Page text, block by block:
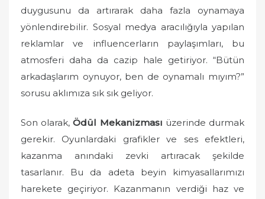
duygusunu da artırarak daha fazla oynamaya
yönlendirebilir. Sosyal medya aracılığıyla yapılan
reklamlar ve influencerların paylaşımları, bu
atmosferi daha da cazip hale getiriyor. “Bütün
arkadaşlarım oynuyor, ben de oynamalı mıyım?”
sorusu aklımıza sık sık geliyor.
Son olarak,Ödül Mekanizması üzerinde durmak
gerekir. Oyunlardaki grafikler ve ses efektleri,
kazanma anındaki zevki artıracak şekilde
tasarlanır. Bu da adeta beyin kimyasallarımızı
harekete geçiriyor. Kazanmanın verdiği haz ve